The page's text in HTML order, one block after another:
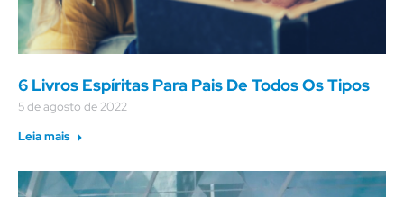
6 Livros Espíritas Para Pais De Todos Os Tipos
5 de agosto de 2022
Leia mais